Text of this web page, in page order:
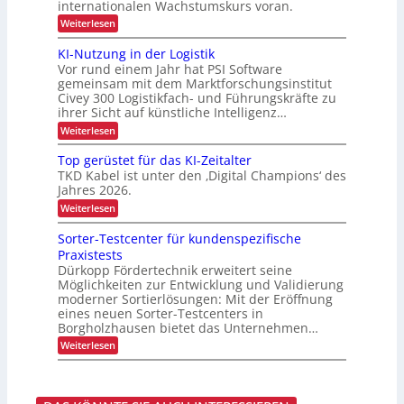
t
r
i
e
b
l
c
h
e
n
L
a
s
t
e
n
t
r
a
n
s
o
o
j
k
t
o
n
t
e
n
e
l
d
n
g
u
n
g
d
a
n
k
A
i
m
t
e
c
D
C
I
x
a
t
i
i
e
r
e
s
P
a
l
e
t
t
e
n
m
a
n
a
g
e
m
e
n
t
internationalen Wachstumskurs voran.
Weiterlesen:
A
s
b
a
u
d
e
r
U
S
A
-
P
r
ä
s
e
n
z
KI-Nutzung in der Logistik
Vor rund einem Jahr hat PSI Software
gemeinsam mit dem Marktforschungsinstitut
Civey 300 Logistikfach- und Führungskräfte zu
ihrer Sicht auf künstliche Intelligenz…
Weiterlesen:
K
-
N
u
t
z
n
g
i
n
d
e
r
L
o
g
t
Top gerüstet für das KI-Zeitalter
TKD Kabel ist unter den ‚Digital Champions‘ des
Jahres 2026.
Weiterlesen:
T
p
g
e
r
ü
s
t
e
t
f
d
Sorter-Testcenter für kundenspezifische
Praxistests
Dürkopp Fördertechnik erweitert seine
Möglichkeiten zur Entwicklung und Validierung
moderner Sortierlösungen: Mit der Eröffnung
eines neuen Sorter-Testcenters in
Borgholzhausen bietet das Unternehmen…
Weiterlesen:
S
t